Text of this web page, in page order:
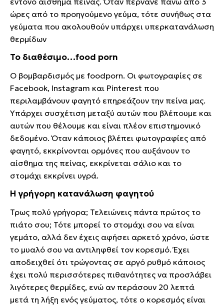
ώρες από το προηγούμενο γεύμα, τότε συνήθως στα
γεύματα που ακολουθούν υπάρχει υπερκατανάλωση
θερμίδων
Το διαθέσιμο…food porn
Ο βομβαρδισμός με foodporn. Οι φωτογραφίες σε
Facebook, Instagram και Pinterest που
περιλαμβάνουν φαγητό επηρεάζουν την πείνα μας.
Υπάρχει συσχέτιση μεταξύ αυτών που βλέπουμε και
αυτών που θέλουμε και είναι πλέον επιστημονικό
δεδομένο. Όταν κάποιος βλέπει φωτογραφίες από
φαγητό, εκκρίνονται ορμόνες που αυξάνουν το
αίσθημα της πείνας, εκκρίνεται σάλιο και το
στομάχι εκκρίνει υγρά.
Η γρήγορη κατανάλωση φαγητού
Τρως πολύ γρήγορα; Τελειώνεις πάντα πρώτος το
πιάτο σου; Τότε μπορεί το στομάχι σου να είναι
γεμάτο, αλλά δεν έχεις αφήσει αρκετό χρόνο, ώστε
το μυαλό σου να αντιληφθεί τον κορεσμό. Έχει
αποδειχθεί ότι τρώγοντας σε αργό ρυθμό κάποιος
έχει πολύ περισσότερες πιθανότητες να προσλάβει
λιγότερες θερμίδες, ενώ αν περάσουν 20 λεπτά
μετά τη λήξη ενός γεύματος, τότε ο κορεσμός είναι